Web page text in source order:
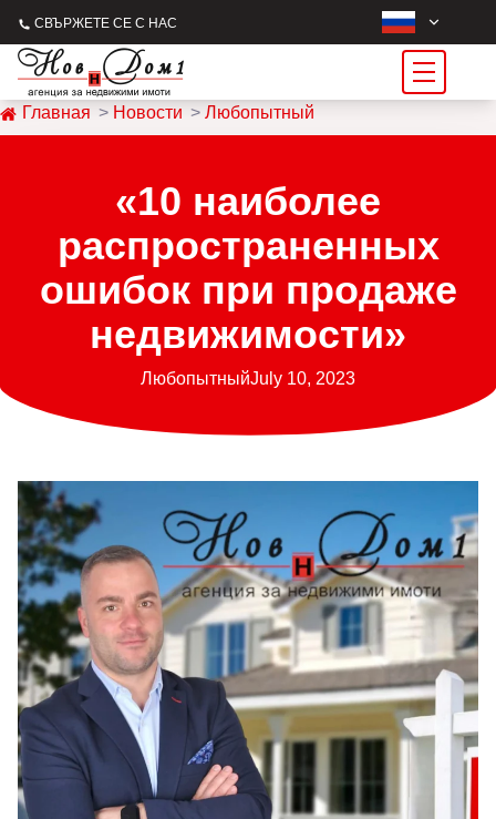
СВЪРЖЕТЕ СЕ С НАС
Главная Новости Любопытный
«10 наиболее
распространенных
ошибок при продаже
недвижимости»
ЛюбопытныйJuly 10, 2023